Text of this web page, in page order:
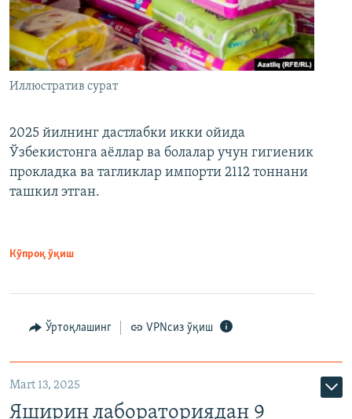
Иллюстратив сурат
2025 йилнинг дастлабки икки ойида
Ўзбекистонга аёллар ва болалар учун гигиеник
прокладка ва тагликлар импорти 2112 тоннани
ташкил этган.
Кўпроқ ўқиш
Ўртоқлашинг VPNсиз ўқиш
Mart 13, 2025
Яширин лабораториядан 9